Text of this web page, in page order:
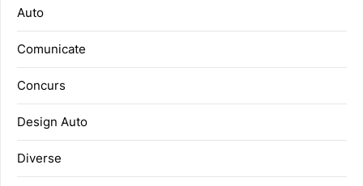
Auto
Comunicate
Concurs
Design Auto
Diverse